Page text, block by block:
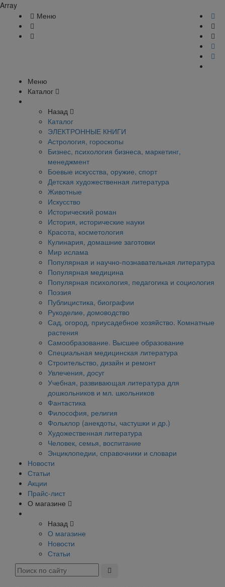
Array
Меню
Меню
Каталог
Назад
Каталог
ЭЛЕКТРОННЫЕ КНИГИ
Астрология, гороскопы
Бизнес, психология бизнеса, маркетинг,
менеджмент
Боевые искусства, оружие, спорт
Детская художественная литература
Животные
Искусство
Исторический роман
История, исторические науки
Красота, косметология
Кулинария, домашние заготовки
Мир ислама
Популярная и научно-познавательная литература
Популярная медицина
Популярная психология, педагогика и социология
Поэзия
Публицистика, биографии
Рукоделие, домоводство
Сад, огород, приусадебное хозяйство. Комнатные
растения
Самообразование. Высшее образование
Специальная медицинская литература
Строительство, дизайн и ремонт
Увлечения, досуг
Учебная, развивающая литература для
дошкольников и мл. школьников
Фантастика
Философия, религия
Фольклор (анекдоты, частушки и др.)
Художественная литература
Человек, семья, воспитание
Энциклопедии, справочники и словари
Новости
Статьи
Акции
Прайс-лист
О магазине
Назад
О магазине
Новости
Статьи